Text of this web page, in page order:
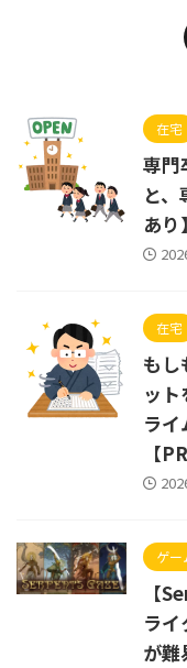
在宅
専門
と
あり】
在宅
も
ッ
ライ
【
ゲー
【
ラ
が難